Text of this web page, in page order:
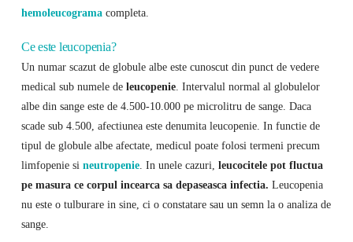
hemoleucogramacompleta.
Ce este leucopenia?
Un numar scazut de globule albe este cunoscut din punct de vedere
medical sub numele de leucopenie. Intervalul normal al globulelor
albe din sange este de 4.500-10.000 pe microlitru de sange. Daca
scade sub 4.500, afectiunea este denumita leucopenie. In functie de
tipul de globule albe afectate, medicul poate folosi termeni precum
limfopenie si neutropenie. In unele cazuri, leucocitele pot fluctua
pe masura ce corpul incearca sa depaseasca infectia. Leucopenia
nu este o tulburare in sine, ci o constatare sau un semn la o analiza de
sange.